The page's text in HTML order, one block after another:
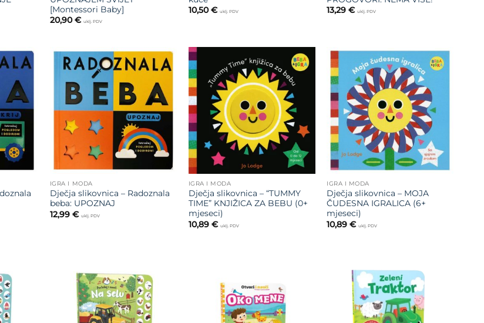
[Montessori Baby]
20,90€ uklj. PDV
10,50€ uklj. PDV
13,29€ uklj. PDV
Dodajte
na listu
želja
na listu
želja
IGRA I MODA
Dječja slikovnica – Radoznala
beba: UPOZNAJ
12,99 € uklj. PDV
Dodajte
na listu
želja
IGRA I MODA
Dječja slikovnica – “TUMMY
TIME” KNJIŽICA ZA BEBU (0+
mjeseci)
10,89 € uklj. PDV
Dodajte
na listu
želja
IGRA I MODA
Dječja slikovnica – MOJA
ČUDESNA IGRALICA (6+
mjeseci)
10,89€ uklj. PDV
Dodajte
na listu
želja
Dodajte
na listu
želja
na listu
Dodajte
na listu